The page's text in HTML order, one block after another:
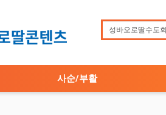
사순/부활